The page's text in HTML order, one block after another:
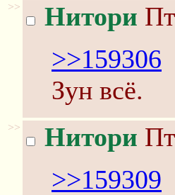
>> Нитори
>>159306
Зун всё.
>> Нитори
>>159309